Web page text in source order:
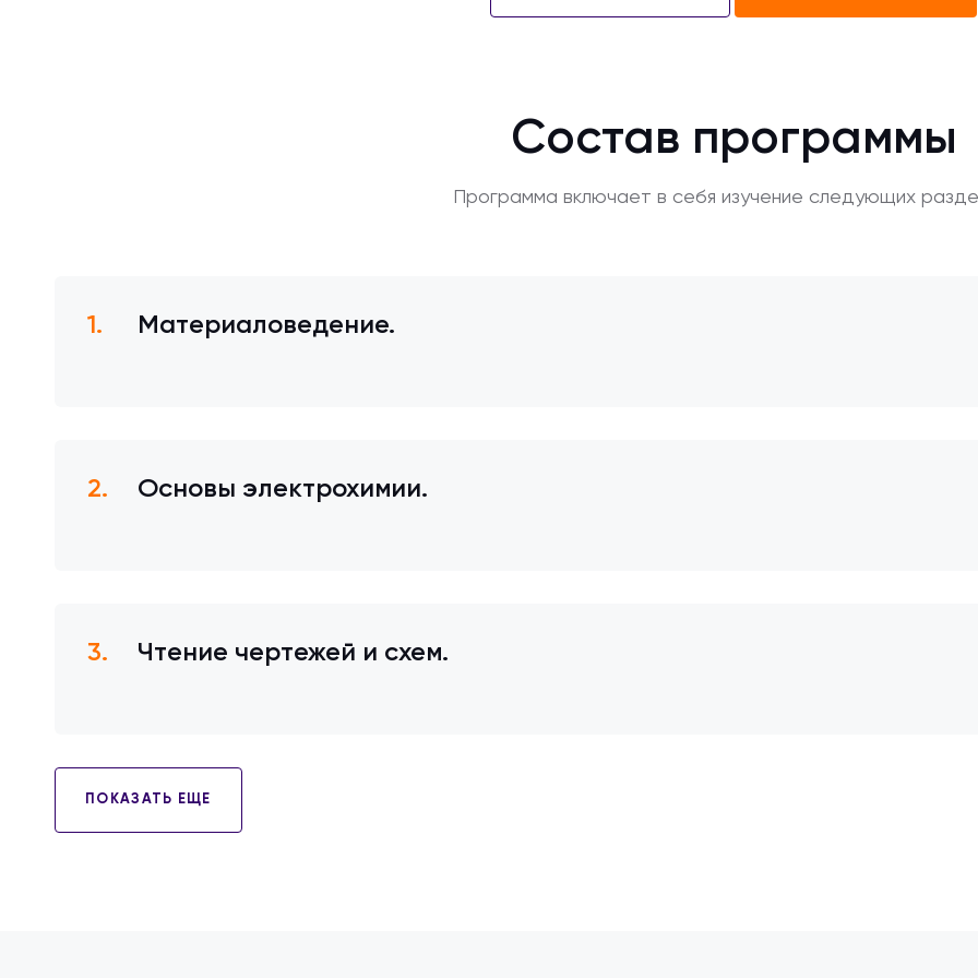
Состав программы
Программа включает в себя изучение следующих
Материаловедение.
Основы электрохимии.
Чтение чертежей и схем.
ПОКАЗАТЬ ЕЩЕ